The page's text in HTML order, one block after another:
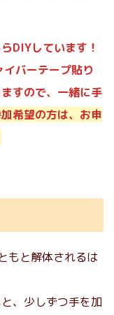
DIYしています！
バーテープ貼り
すので、一緒に手
希望の方は、お申
もと解体されるは
、少しずつ手を加